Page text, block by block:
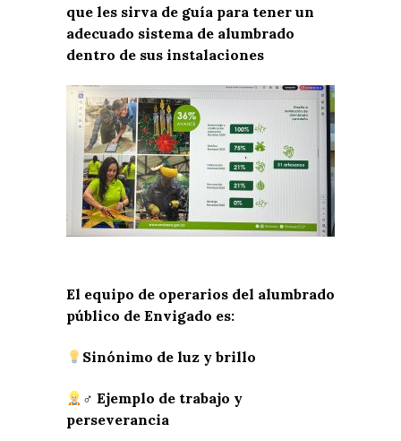
que les sirva de guía para tener un
adecuado sistema de alumbrado
dentro de sus instalaciones
El equipo de operarios del alumbrado
público de Envigado es:
Sinónimo de luz y brillo
‍♂ Ejemplo de trabajo y
perseverancia